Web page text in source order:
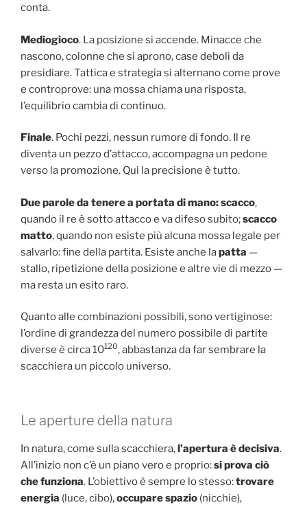
conta.
Mediogioco. La posizione si accende. Minacce che
nascono, colonne che si aprono, case deboli da
presidiare. Tattica e strategia si alternano come prove
e controprove: una mossa chiama una risposta,
l’equilibrio cambia di continuo.
Finale. Pochi pezzi, nessun rumore di fondo. Il re
diventa un pezzo d’attacco, accompagna un pedone
verso la promozione. Qui la precisione è tutto.
Due parole da tenere a portata di mano: scacco,
quando il re è sotto attacco e va difeso subito;scacco
matto, quando non esiste più alcuna mossa legale per
salvarlo: fine della partita. Esiste anche lapatta —
stallo, ripetizione della posizione e altre vie di mezzo —
ma resta un esito raro.
Quanto alle combinazioni possibili, sono vertiginose:
l’ordine di grandezza del numero possibile di partite
diverse è circa 10120, abbastanza da far sembrare la
scacchiera un piccolo universo.
Le aperture della natura
In natura, come sulla scacchiera,l’apertura è decisiva.
All’inizio non c’è un piano vero e proprio:si prova ciò
che funziona. L’obiettivo è sempre lo stesso:trovare
energia (luce, cibo),occupare spazio (nicchie),